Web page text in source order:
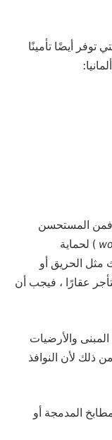
توفر أيضًا تأمينًا
، فمن المستحسن
) لحماية
مثل الحريق أو
عقارًا ، فيجب أن
والأرضيات
ذلك لأن النوافذ
المدمجة أو